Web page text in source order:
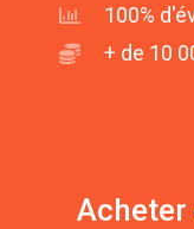
100%
+ de 10